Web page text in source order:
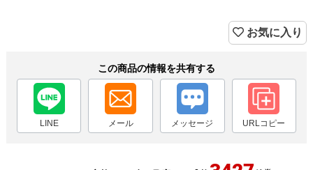
お気に入り
この商品の情報を共有する
LINE メール メッセージ URLコピー